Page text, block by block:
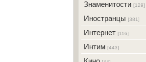
Знаменитости [129]
Иностранцы [381]
Интернет [116]
Интим [443]